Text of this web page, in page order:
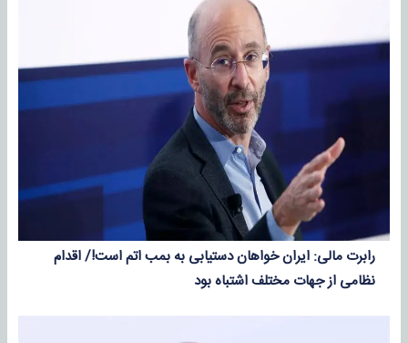
رابرت مالی: ایران خواهان دستیابی به بمب اتم است!/ اقدام
نظامی از جهات مختلف اشتباه بود